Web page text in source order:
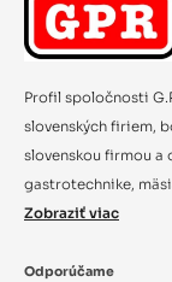
Profil spoločnosti
slovenských firiem,
slovenskou firmou a
gastrotechnike,
Zobraziť viac
Odporúčame